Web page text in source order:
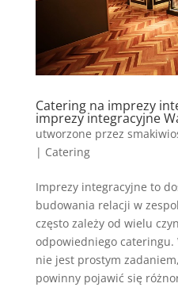
Catering na imprezy
imprezy integracyjne
utworzone przez
| Catering
Imprezy integracyjne to
budowania relacji w
często zależy od wielu
odpowiedniego
nie jest prostym
powinny pojawić się